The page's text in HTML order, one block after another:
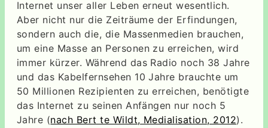
Internet unser aller Leben erneut wesentlich.
Aber nicht nur die Zeiträume der Erfindungen,
sondern auch die, die Massenmedien brauchen,
um eine Masse an Personen zu erreichen, wird
immer kürzer. Während das Radio noch 38 Jahre
und das Kabelfernsehen 10 Jahre brauchte um
50 Millionen Rezipienten zu erreichen, benötigte
das Internet zu seinen Anfängen nur noch 5
Jahre (nach Bert te Wildt, Medialisation, 2012).